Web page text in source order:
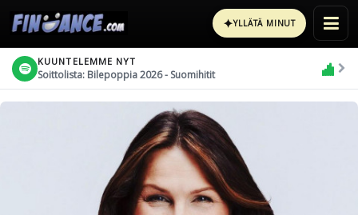
✦YLLÄTÄ MINUT
KUUNTELEMME NYT
Soittolista: Bilepoppia 2026 - Suomihitit